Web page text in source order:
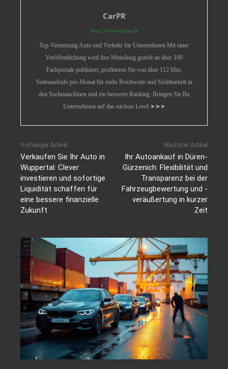
CarPR
https://www.carpr.de
Top-Vernetzung Auto und Verkehr für Unternehmen Mit einer
Veröffentlichung wird ihre Mitteilung gezielt an über 100
Fachportale publiziert, profitieren Sie von über 112 Mio.
Seitenaufrufe pro Monat für mehr Reichweite und Sichtbarkeit in
den Suchmaschinen und ein besseres Ranking. Bringen Sie Ihr
Unternehmen auf das nächste Level ➤➤➤
Vorheriger Artikel
Verkaufen Sie Ihr Auto in
Wuppertal: Clever
investieren und sofortige
Liquidität schaffen für
eine bessere finanzielle
Zukunft
Nächster Artikel
Ihr Autoankauf in Düren-
Gürzenich: Flexibilität und
Transparenz bei der
Fahrzeugbewertung und -
veräußertung in kurzer
Zeit